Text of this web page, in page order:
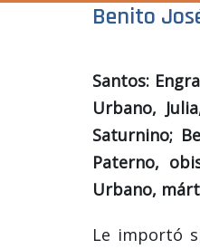
Benito
Santos:
Urbano,
Saturnino;
Paterno,
Urbano,
Le importó